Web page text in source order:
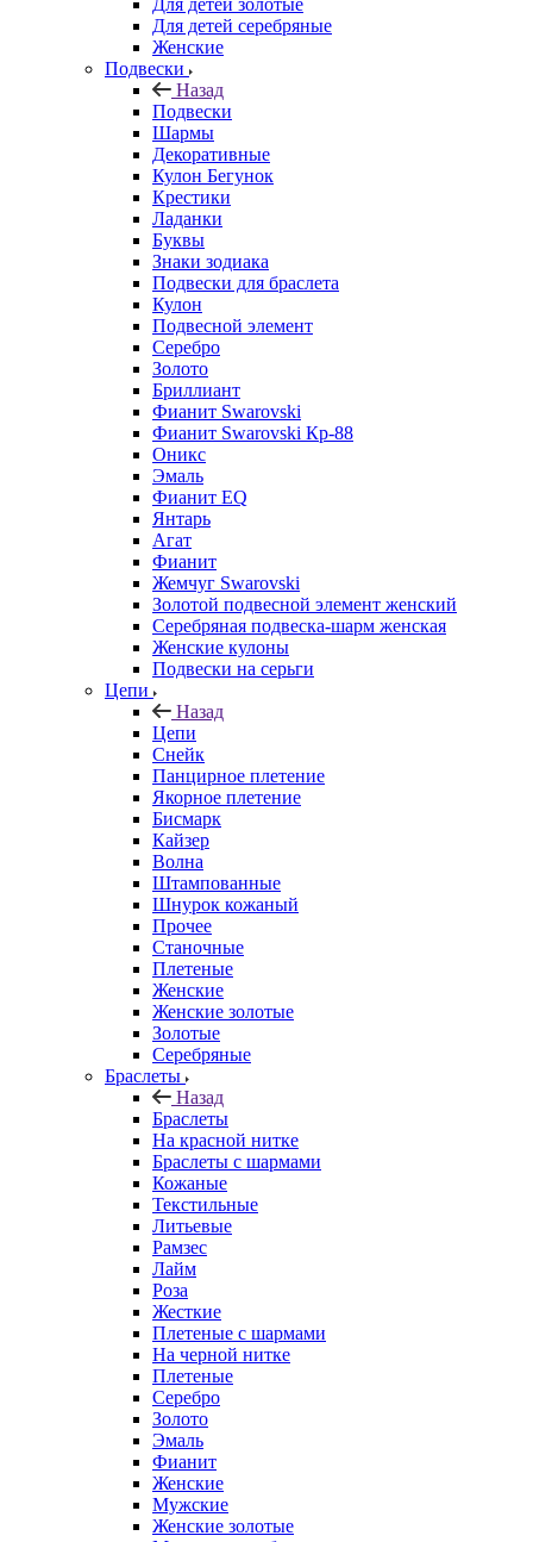
Для детей золотые
Для детей серебряные
Женские
Подвески
Назад
Подвески
Шармы
Декоративные
Кулон Бегунок
Крестики
Ладанки
Буквы
Знаки зодиака
Подвески для браслета
Кулон
Подвесной элемент
Серебро
Золото
Бриллиант
Фианит Swarovski
Фианит Swarovski Кр-88
Оникс
Эмаль
Фианит EQ
Янтарь
Агат
Фианит
Жемчуг Swarovski
Золотой подвесной элемент женcкий
Серебряная подвеска-шарм женская
Женские кулоны
Подвески на серьги
Цепи
Назад
Цепи
Снейк
Панцирное плетение
Якорное плетение
Бисмарк
Кайзер
Волна
Штампованные
Шнурок кожаный
Прочее
Станочные
Плетеные
Женские
Женские золотые
Золотые
Серебряные
Браслеты
Назад
Браслеты
На красной нитке
Браслеты с шармами
Кожаные
Текстильные
Литьевые
Рамзес
Лайм
Роза
Жесткие
Плетеные с шармами
На черной нитке
Плетеные
Серебро
Золото
Эмаль
Фианит
Женские
Мужские
Женские золотые